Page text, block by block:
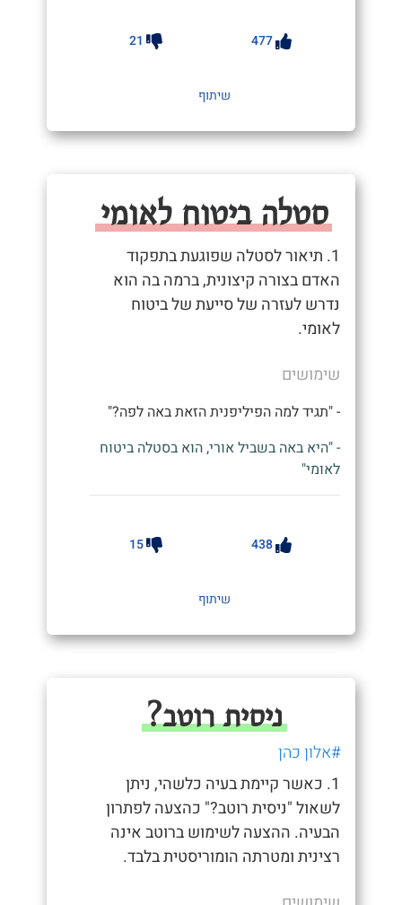
477
21
שיתוף
סטלה ביטוח לאומי
1. תיאור לסטלה שפוגעת בתפקוד
האדם בצורה קיצונית, ברמה בה הוא
נדרש לעזרה של סייעת של ביטוח
לאומי.
שימושים
- "תגיד למה הפיליפנית הזאת באה לפה?"
- "היא באה בשביל אורי, הוא בסטלה ביטוח
לאומי"
438
15
שיתוף
ניסית רוטב?
#אלון כהן
1. כאשר קיימת בעיה כלשהי, ניתן
לשאול "ניסית רוטב?" כהצעה לפתרון
הבעיה. ההצעה לשימוש ברוטב אינה
רצינית ומטרתה הומוריסטית בלבד.